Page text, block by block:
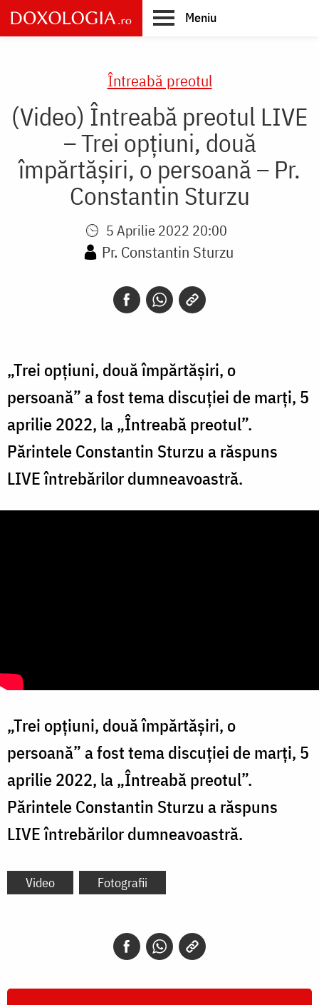
Skip
to
main
Meniu
Întreabă preotul
(Video) Întreabă preotul LIVE
– Trei opțiuni, două
împărtășiri, o persoană – Pr.
Constantin Sturzu
5 Aprilie 2022 20:00
Pr. Constantin Sturzu
„Trei opțiuni, două împărtășiri, o
persoană” a fost tema discuției de marți, 5
aprilie 2022, la „Întreabă preotul”.
Părintele Constantin Sturzu a răspuns
LIVE întrebărilor dumneavoastră.
„Trei opțiuni, două împărtășiri, o
persoană” a fost tema discuției de marți, 5
aprilie 2022, la „Întreabă preotul”.
Părintele Constantin Sturzu a răspuns
LIVE întrebărilor dumneavoastră.
Video Fotografii